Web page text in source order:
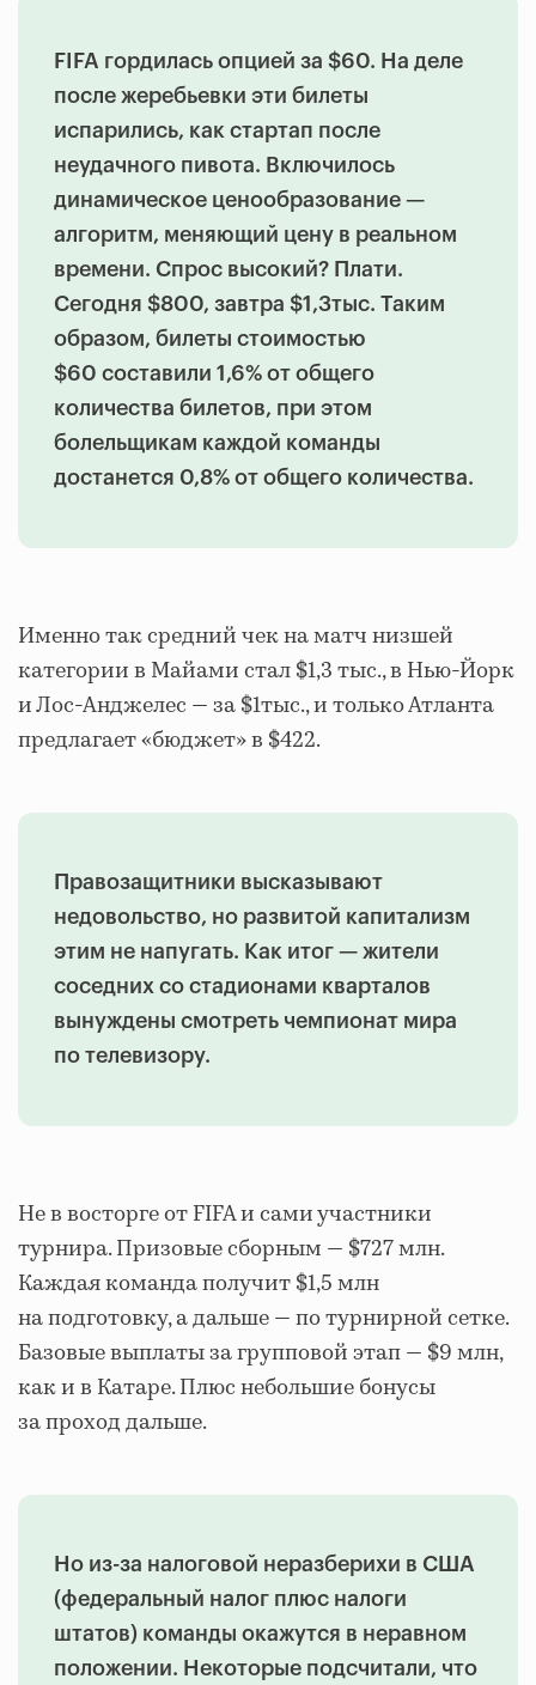
FIFA гордилась опцией за $60. На деле
после жеребьевки эти билеты
испарились, как стартап после
неудачного пивота. Включилось
динамическое ценообразование —
алгоритм, меняющий цену в реальном
времени. Спрос высокий? Плати.
Сегодня $800, завтра $1,3тыс. Таким
образом, билеты стоимостью
$60 составили 1,6% от общего
количества билетов, при этом
болельщикам каждой команды
достанется 0,8% от общего количества.
Именно так средний чек на матч низшей
категории в Майами стал $1,3 тыс., в Нью-Йорк
и Лос-Анджелес — за $1тыс., и только Атланта
предлагает «бюджет» в $422.
Правозащитники высказывают
недовольство, но развитой капитализм
этим не напугать. Как итог — жители
соседних со стадионами кварталов
вынуждены смотреть чемпионат мира
по телевизору.
Не в восторге от FIFA и сами участники
турнира. Призовые сборным — $727 млн.
Каждая командаполучит$1,5 млн
на подготовку, а дальше — по турнирной сетке.
Базовые выплаты за групповой этап — $9 млн,
как и в Катаре. Плюс небольшие бонусы
за проход дальше.
Но из-за налоговой неразберихи в США
(федеральный налог плюс налоги
штатов) команды окажутся в неравном
положении. Некоторые подсчитали, что